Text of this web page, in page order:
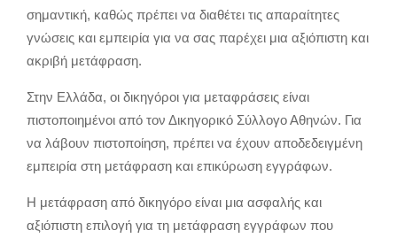
σημαντική, καθώς πρέπει να διαθέτει τις απαραίτητες
γνώσεις και εμπειρία για να σας παρέχει μια αξιόπιστη και
ακριβή μετάφραση.
Στην Ελλάδα, οι δικηγόροι για μεταφράσεις είναι
πιστοποιημένοι από τον Δικηγορικό Σύλλογο Αθηνών. Για
να λάβουν πιστοποίηση, πρέπει να έχουν αποδεδειγμένη
εμπειρία στη μετάφραση και επικύρωση εγγράφων.
Η μετάφραση από δικηγόρο είναι μια ασφαλής και
αξιόπιστη επιλογή για τη μετάφραση εγγράφων που